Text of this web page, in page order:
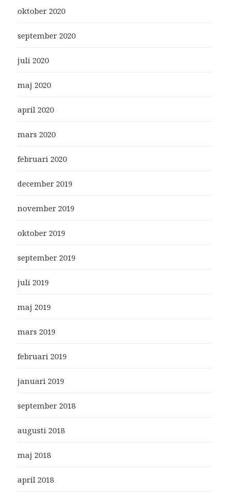
oktober 2020
september 2020
juli 2020
maj 2020
april 2020
mars 2020
februari 2020
december 2019
november 2019
oktober 2019
september 2019
juli 2019
maj 2019
mars 2019
februari 2019
januari 2019
september 2018
augusti 2018
maj 2018
april 2018